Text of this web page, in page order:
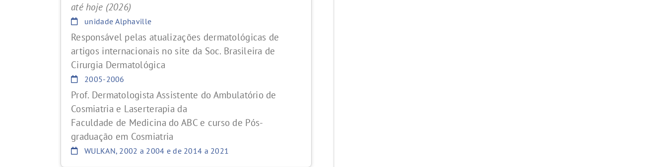
até hoje (2026)
unidade Alphaville
Responsável pelas atualizações dermatológicas de
artigos internacionais no site da Soc. Brasileira de
Cirurgia Dermatológica
2005-2006
Prof. Dermatologista Assistente do Ambulatório de
Cosmiatria e Laserterapia da
Faculdade de Medicina do ABC e curso de Pós-
graduação em Cosmiatria
WULKAN, 2002 a 2004 e de 2014 a 2021